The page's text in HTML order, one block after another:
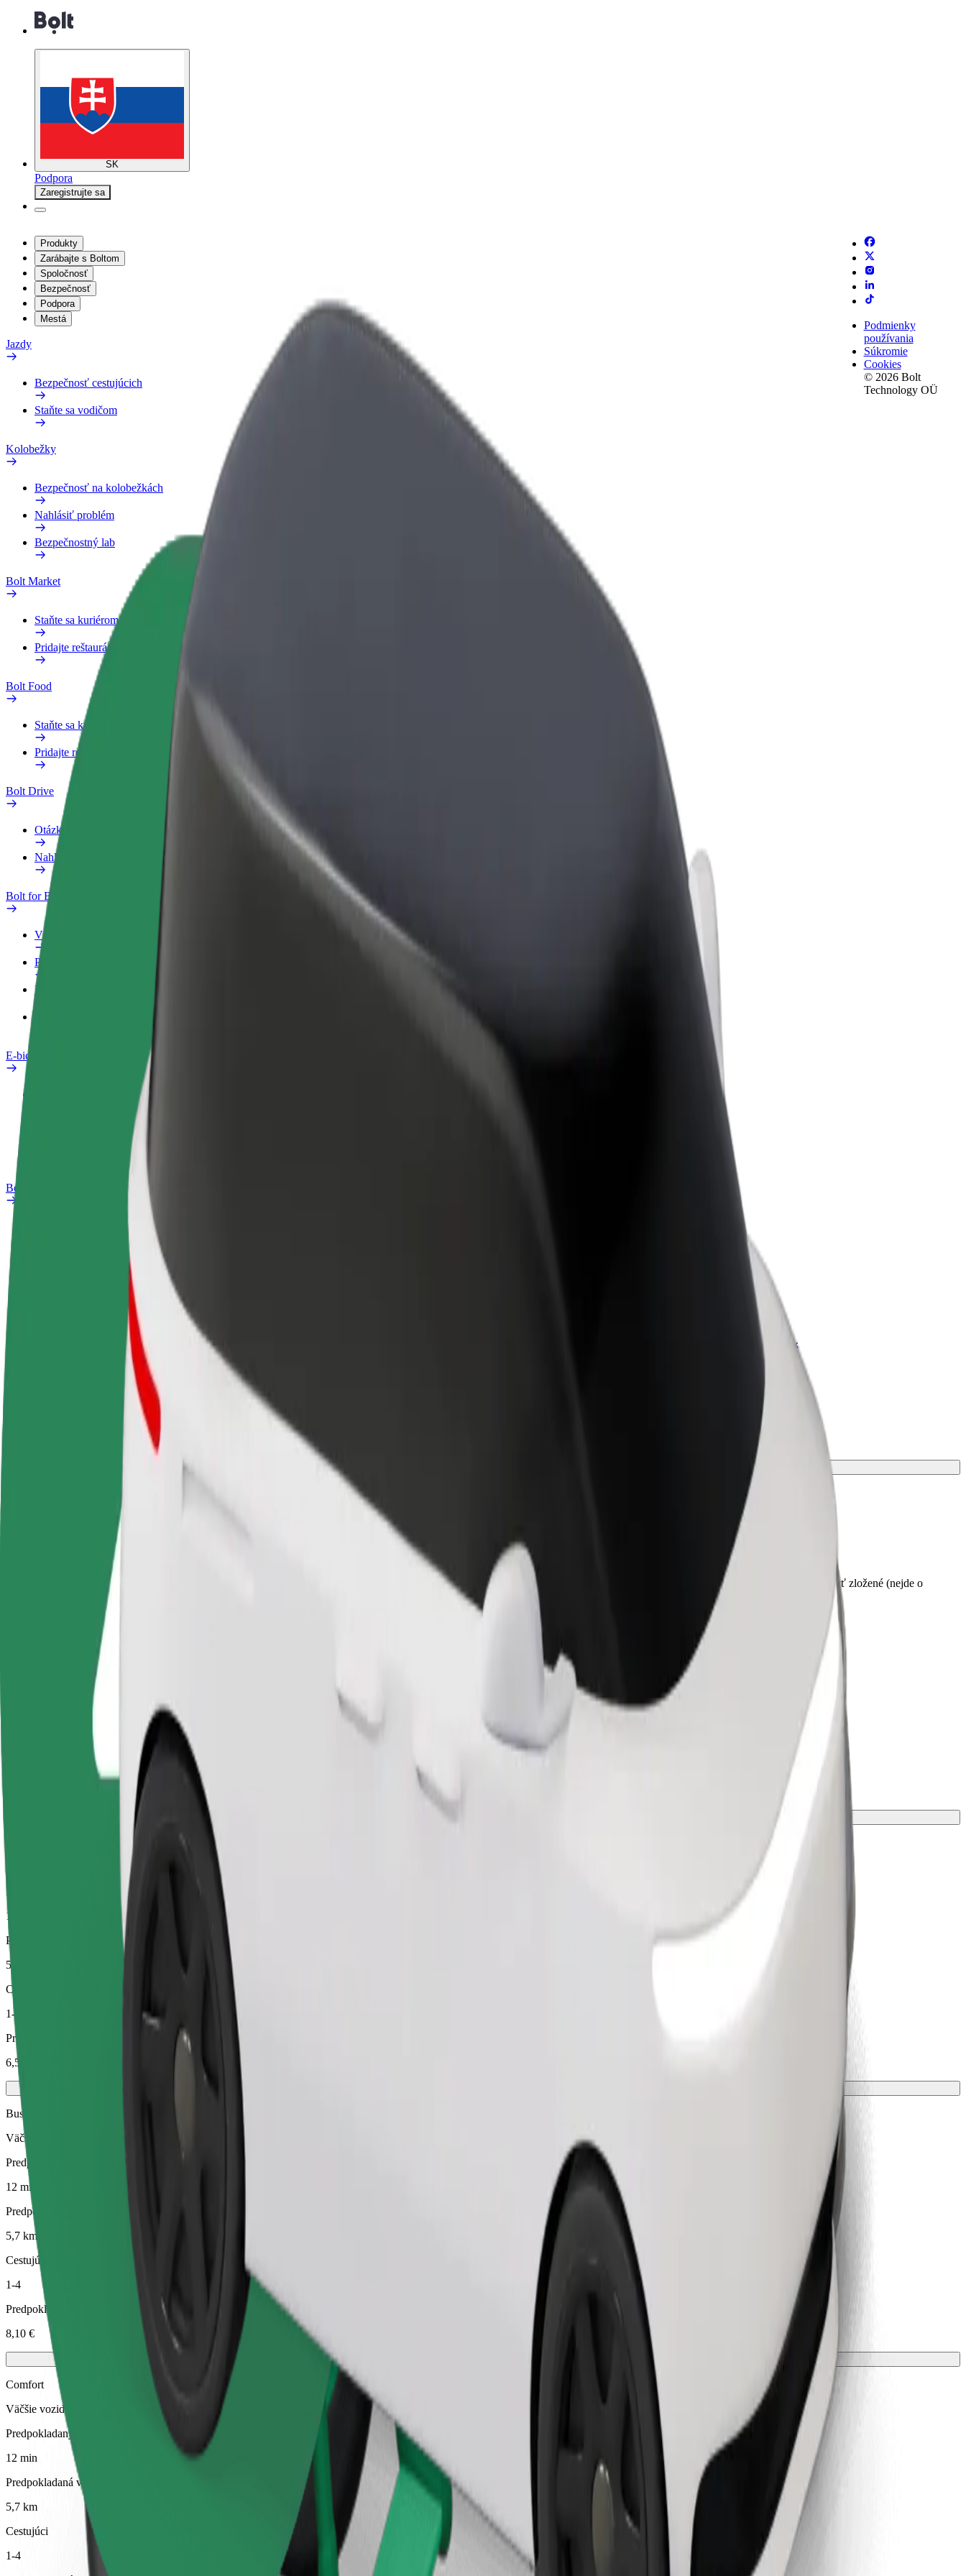
SK
Podpora
Zaregistrujte sa
Produkty
Zarábajte s Boltom
Spoločnosť
Bezpečnosť
Podpora
Mestá
Jazdy
Bezpečnosť cestujúcich
Staňte sa vodičom
Kolobežky
Bezpečnosť na kolobežkách
Nahlásiť problém
Bezpečnostný lab
Bolt Market
Staňte sa kuriérom
Pridajte reštauráciu
Bolt Food
Staňte sa kuriérom
Pridajte reštauráciu
Bolt Drive
Otázky
Nahlásiť vozidlo
Bolt for Business
Výhody
Pracovný profil
Produkty
E-bicykle
Bolt Plus
Zarábajte podľa vlastných
Staňte sa kuriérom
Doručujte jedlo a zarábajte si
každý týždeň
Produkty a služby Bolt prispôsobené
Podmienky
používania
Súkromie
Cookies
© 2026 Bolt
Technology OÜ
Ako sa dostať z Riga International Bus Station do Domina Shopping
Hľadáš najlepší spôsob, ako sa dostať z Riga International Bus Station do Domina Shopping? Prezri si naše služby a nájdi si tú ideálnu pre svoju jazdu.
Od pohodlia a komfortu vás delí len pár kliknutí!
Vodiči v tejto kategórii dokážu pomôcť seniorom a ľuďom so zdravotným postihnutím. Ak máš osobitné požiadavky, daj vodičovi vedieť pred vyzdvihnutím. Invalidné vozíky musia byť zložené (nejde o
špecializované vozidlá pre vozíčkarov).
Predpokladaný čas jazdy
Predpokladaná vzdialenosť
Predpokladaná cena
Spoľahlivé jazdy v bežných stredne veľkých vozidlách.
Predpokladaný čas jazdy
12 min
Predpokladaná vzdialenosť
5,7 km
Cestujúci
1-4
Predpokladaná cena
6,50 €
Business
Väčšie vozidlá s väčším priestorom na nohy a úložným priestorom
Predpokladaný čas jazdy
12 min
Predpokladaná vzdialenosť
5,7 km
Cestujúci
1-4
Predpokladaná cena
8,10 €
Comfort
Väčšie vozidlá s väčším priestorom na nohy a úložným priestorom
Predpokladaný čas jazdy
12 min
Predpokladaná vzdialenosť
5,7 km
Cestujúci
1-4